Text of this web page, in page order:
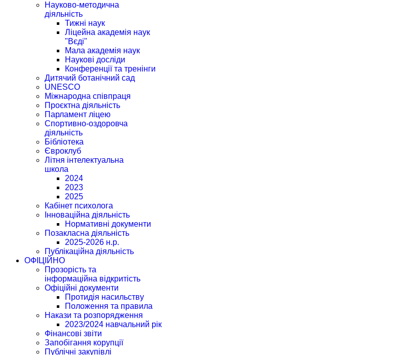
Науково-методична
діяльність
Тижні наук
Ліцейна академія наук
"Вєді"
Мала академія наук
Наукові досліди
Конференції та тренінги
Дитячий ботанічний сад
UNESCO
Міжнародна співпраця
Проєктна діяльність
Парламент ліцею
Спортивно-оздоровча
діяльність
Бібліотека
Євроклуб
Літня інтелектуальна
школа
2024
2023
2025
Кабінет психолога
Інноваційна діяльність
Нормативні документи
Позакласна діяльність
2025-2026 н.р.
Публікаційна діяльність
ОФІЦІЙНО
Прозорість та
інформаційна відкритість
Офіційні документи
Протидія насильству
Положення та правила
Накази та розпорядження
2023/2024 навчальний рік
Фінансові звіти
Запобігання корупції
Публічні закупівлі